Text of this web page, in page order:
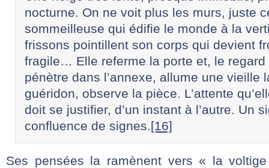
nocturne. On ne voit plus les murs, juste
sommeilleuse qui édifie le monde à la
frissons pointillent son corps qui devient
fragile… Elle referme la porte et, le regard
pénètre dans l’annexe, allume une vieille
guéridon, observe la pièce. L’attente
doit se justifier, d’un instant à l’autre. Un
confluence de signes.[16]
Ses pensées la ramènent vers « la